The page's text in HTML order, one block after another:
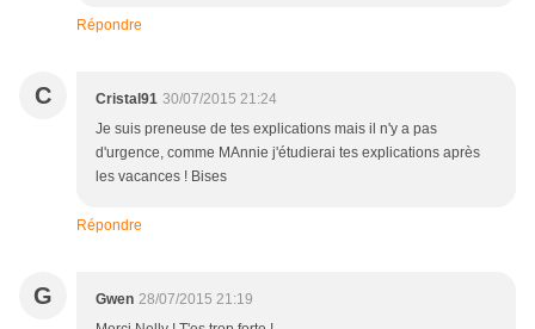
Répondre
C Cristal91 30/07/2015 21:24
Je suis preneuse de tes explications mais il n'y a pas
d'urgence, comme MAnnie j'étudierai tes explications après
les vacances ! Bises
Répondre
G Gwen 28/07/2015 21:19